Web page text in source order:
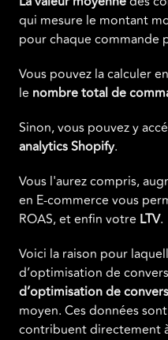
qui mesure le montant
pour chaque commande
Vous pouvez la calculer en
le nombretotalde
Sinon, vous pouvez y
analytics Shopify.
Vous l'aurez compris,
en E-commerce vous
ROAS, et enfin votre LTV.
Voici la raison pour
d’optimisation de
d’optimisation de
moyen. Ces données
contribuent directement